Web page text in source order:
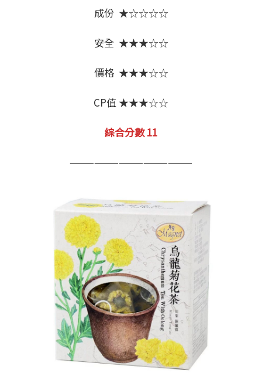
成份 ★☆☆☆☆
安全 ★★★☆☆
價格 ★★★☆☆
CP值 ★★★☆☆
綜合分數 11
———————————————